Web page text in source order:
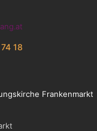
18
Frankenmarkt